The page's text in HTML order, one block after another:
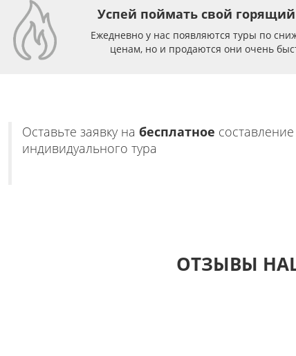
Успей поймать свой горящий
Ежедневно у нас появляются туры по
ценам, но и продаются они очень
Оставьте заявку на бесплатное составление
индивидуального тура
ОТЗЫВЫ